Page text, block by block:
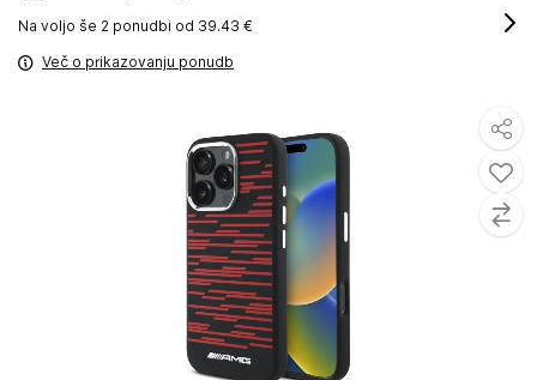
Na voljo še 2 ponudbi od 39.43 €
Več o prikazovanju ponudb